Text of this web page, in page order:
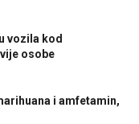
vozila kod
osobe
i amfetamin,